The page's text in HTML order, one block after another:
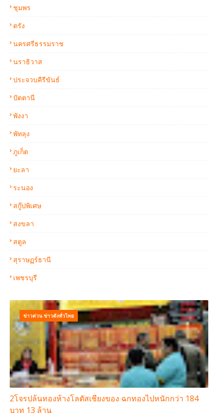
ชุมพร
ตรัง
นครศรีธรรมราช
นราธิวาส
ประจวบคีรีขันธ์
ปัตตานี
พังงา
พัทลุง
ภูเก็ต
ยะลา
ระนอง
สกู๊ปพิเศษ
สงขลา
สตูล
สุราษฏร์ธานี
เพชรบุรี
ข่าวด่วน ข่าวดังทั่วไทย
2โจรปล้นทองห้างโลตัสเชียงของ ฉกทองไปหนักกว่า 184
บาท 13 ล้าน